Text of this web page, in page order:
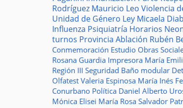
Rodríguez Mauricio Leo Violencia
Unidad de Género Ley Micaela
Influenza Psiquiatría Horarios
turnos Provincia Ablación Rubén
Conmemoración Estudio Obras
Rosana Guardia Impresora María
Región III Seguridad Baño modular
Olfatest Valeria Espinosa María Inés
Conurbano Política Daniel Alberto
Mónica Elisei María Rosa Salvador